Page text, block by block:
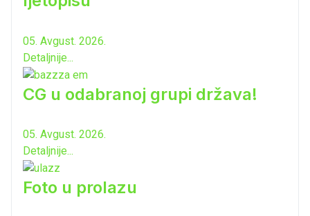
05. Avgust. 2026.
Detaljnije...
CG u odabranoj grupi država!
05. Avgust. 2026.
Detaljnije...
Foto u prolazu